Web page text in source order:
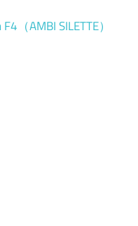
（AMBI SILETTE）